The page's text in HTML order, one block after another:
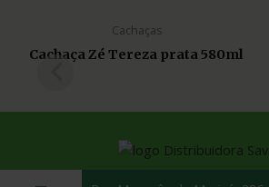
Cachaças
Cachaça Zé Tereza prata 580ml